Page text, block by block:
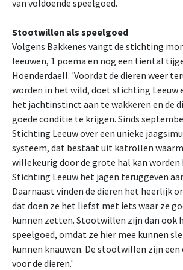
van voldoende speelgoed.
Stootwillen als speelgoed
Volgens Bakkenes vangt de stichting
leeuwen, 1 poema en nog een tiental
Hoenderdaell. 'Voordat de dieren weer
worden in het wild, doet stichting Leeuw
het jachtinstinct aan te wakkeren en de
goede conditie te krijgen. Sinds
Stichting Leeuw over een unieke
systeem, dat bestaat uit katrollen
willekeurig door de grote hal kan worden
Stichting Leeuw het jagen teruggeven
Daarnaast vinden de dieren het heerlijk
dat doen ze het liefst met iets waar ze
kunnen zetten. Stootwillen zijn dan ook
speelgoed, omdat ze hier mee kunnen
kunnen knauwen. De stootwillen zijn
voor de dieren.'